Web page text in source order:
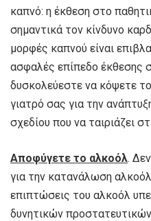
καπνό: η έκθεση στο
σημαντικά τον κίνδυνο
μορφές καπνού είναι
ασφαλές επίπεδο έκθεσης
δυσκολεύεστε να κόψετε
γιατρό σας για την
σχεδίου που να ταιριάζει
Αποφύγετε το αλκοόλ.
για την κατανάλωση αλκοόλ
επιπτώσεις του αλκοόλ
δυνητικών